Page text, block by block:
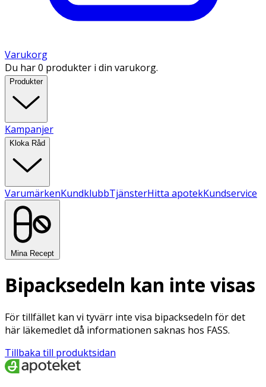
Varukorg
Du har 0 produkter i din varukorg.
Produkter
Kampanjer
Kloka Råd
VarumärkenKundklubbTjänsterHitta apotekKundservice
Mina Recept
Bipacksedeln kan inte visas
För tillfället kan vi tyvärr inte visa bipacksedeln för det
här läkemedlet då informationen saknas hos FASS.
Tillbaka till produktsidan